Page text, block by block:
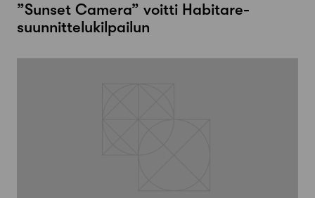
”Sunset Camera” voitti Habitare-
suunnittelukilpailun